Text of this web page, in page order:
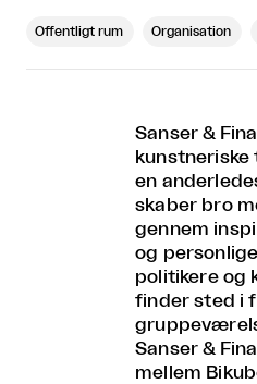
Offentligt rum Organisation
Sanser &
kunstneriske
en
skaber bro
gennem
og
politikere og
finder sted i
Sanser &
mellem